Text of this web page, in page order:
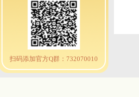
扫码添加官方Q群：732070010